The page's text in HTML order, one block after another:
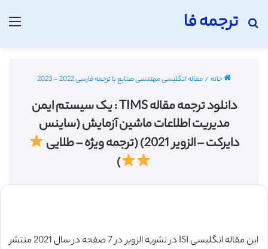
ترجمه فا
جستجو برای
خانه/مقاله انگلیسی مهندسی صنایع با ترجمه فارسی 2022 - 2023
دانلود ترجمه مقاله TIMS : یک سیستم ایمن
مدیریت اطلاعات ماشین آزمایش (ساینس
دایرکت – الزویر 2021) (ترجمه ویژه – طلایی
)
این مقاله انگلیسی ISI در نشریه الزویر در 7 صفحه در سال 2021 منتشر